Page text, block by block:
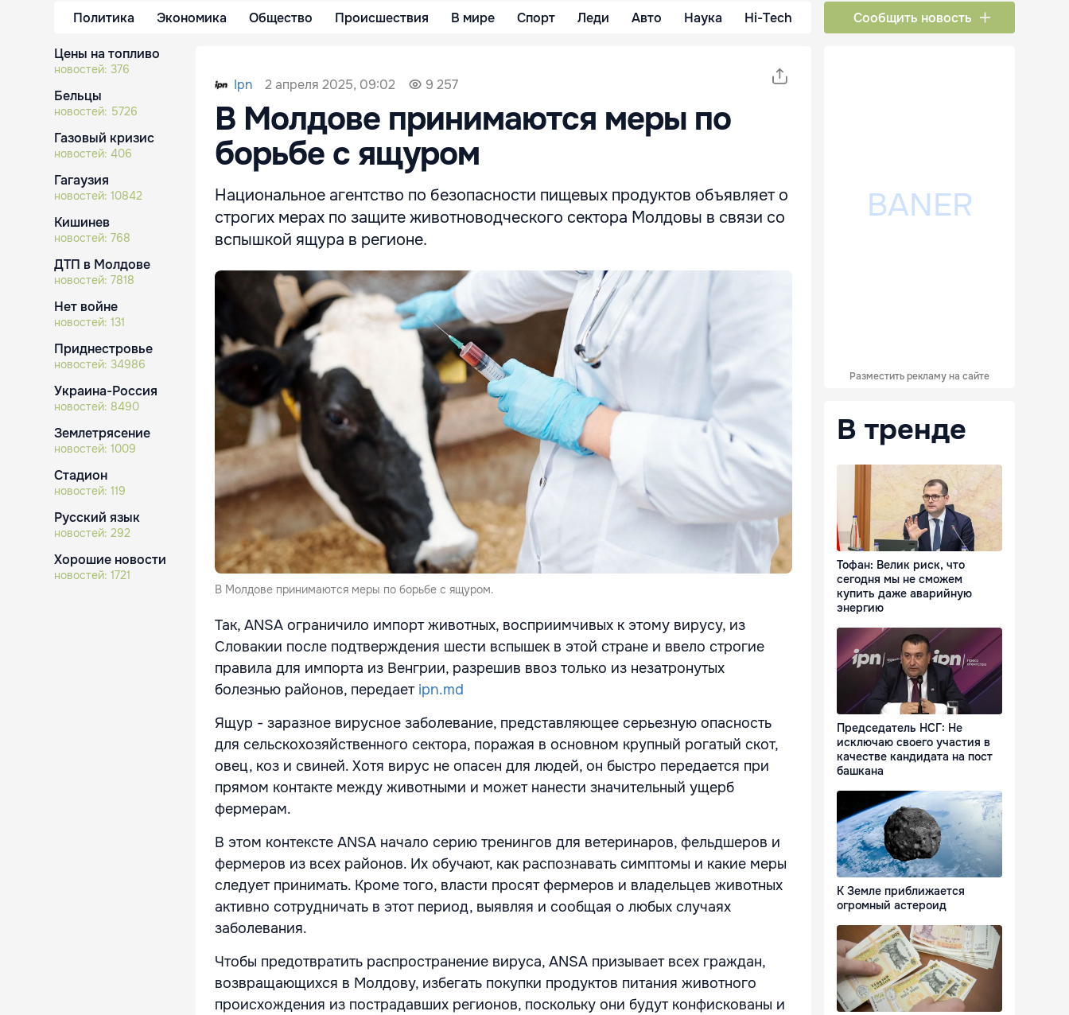
Политика Экономика Общество Происшествия В мире Спорт Леди Авто Наука Hi-Tech Сообщить новость
Цены на топливо
новостей: 376
Бельцы
новостей: 5726
Газовый кризис
новостей: 406
Гагаузия
новостей: 10842
Кишинев
новостей: 768
ДТП в Молдове
новостей: 7818
Нет войне
новостей: 131
Приднестровье
новостей: 34986
Украина-Россия
новостей: 8490
Землетрясение
новостей: 1009
Стадион
новостей: 119
Русский язык
новостей: 292
Хорошие новости
новостей: 1721
Ipn 2 апреля 2025, 09:02 9 257
В Молдове принимаются меры по
борьбе с ящуром
Национальное агентство по безопасности пищевых продуктов объявляет о
строгих мерах по защите животноводческого сектора Молдовы в связи со
вспышкой ящура в регионе.
В Молдове принимаются меры по борьбе с ящуром.
Так, ANSA ограничило импорт животных, восприимчивых к этому вирусу, из
Словакии после подтверждения шести вспышек в этой стране и ввело строгие
правила для импорта из Венгрии, разрешив ввоз только из незатронутых
болезнью районов, передает ipn.md
Ящур - заразное вирусное заболевание, представляющее серьезную опасность
для сельскохозяйственного сектора, поражая в основном крупный рогатый скот,
овец, коз и свиней. Хотя вирус не опасен для людей, он быстро передается при
прямом контакте между животными и может нанести значительный ущерб
фермерам.
В этом контексте ANSA начало серию тренингов для ветеринаров, фельдшеров и
фермеров из всех районов. Их обучают, как распознавать симптомы и какие меры
следует принимать. Кроме того, власти просят фермеров и владельцев животных
активно сотрудничать в этот период, выявляя и сообщая о любых случаях
заболевания.
Чтобы предотвратить распространение вируса, ANSA призывает всех граждан,
возвращающихся в Молдову, избегать покупки продуктов питания животного
происхождения из пострадавших регионов, поскольку они будут конфискованы и
Разместить рекламу на сайте
В тренде
Тофан: Велик риск, что
сегодня мы не сможем
купить даже аварийную
энергию
Председатель НСГ: Не
исключаю своего участия в
качестве кандидата на пост
башкана
К Земле приближается
огромный астероид